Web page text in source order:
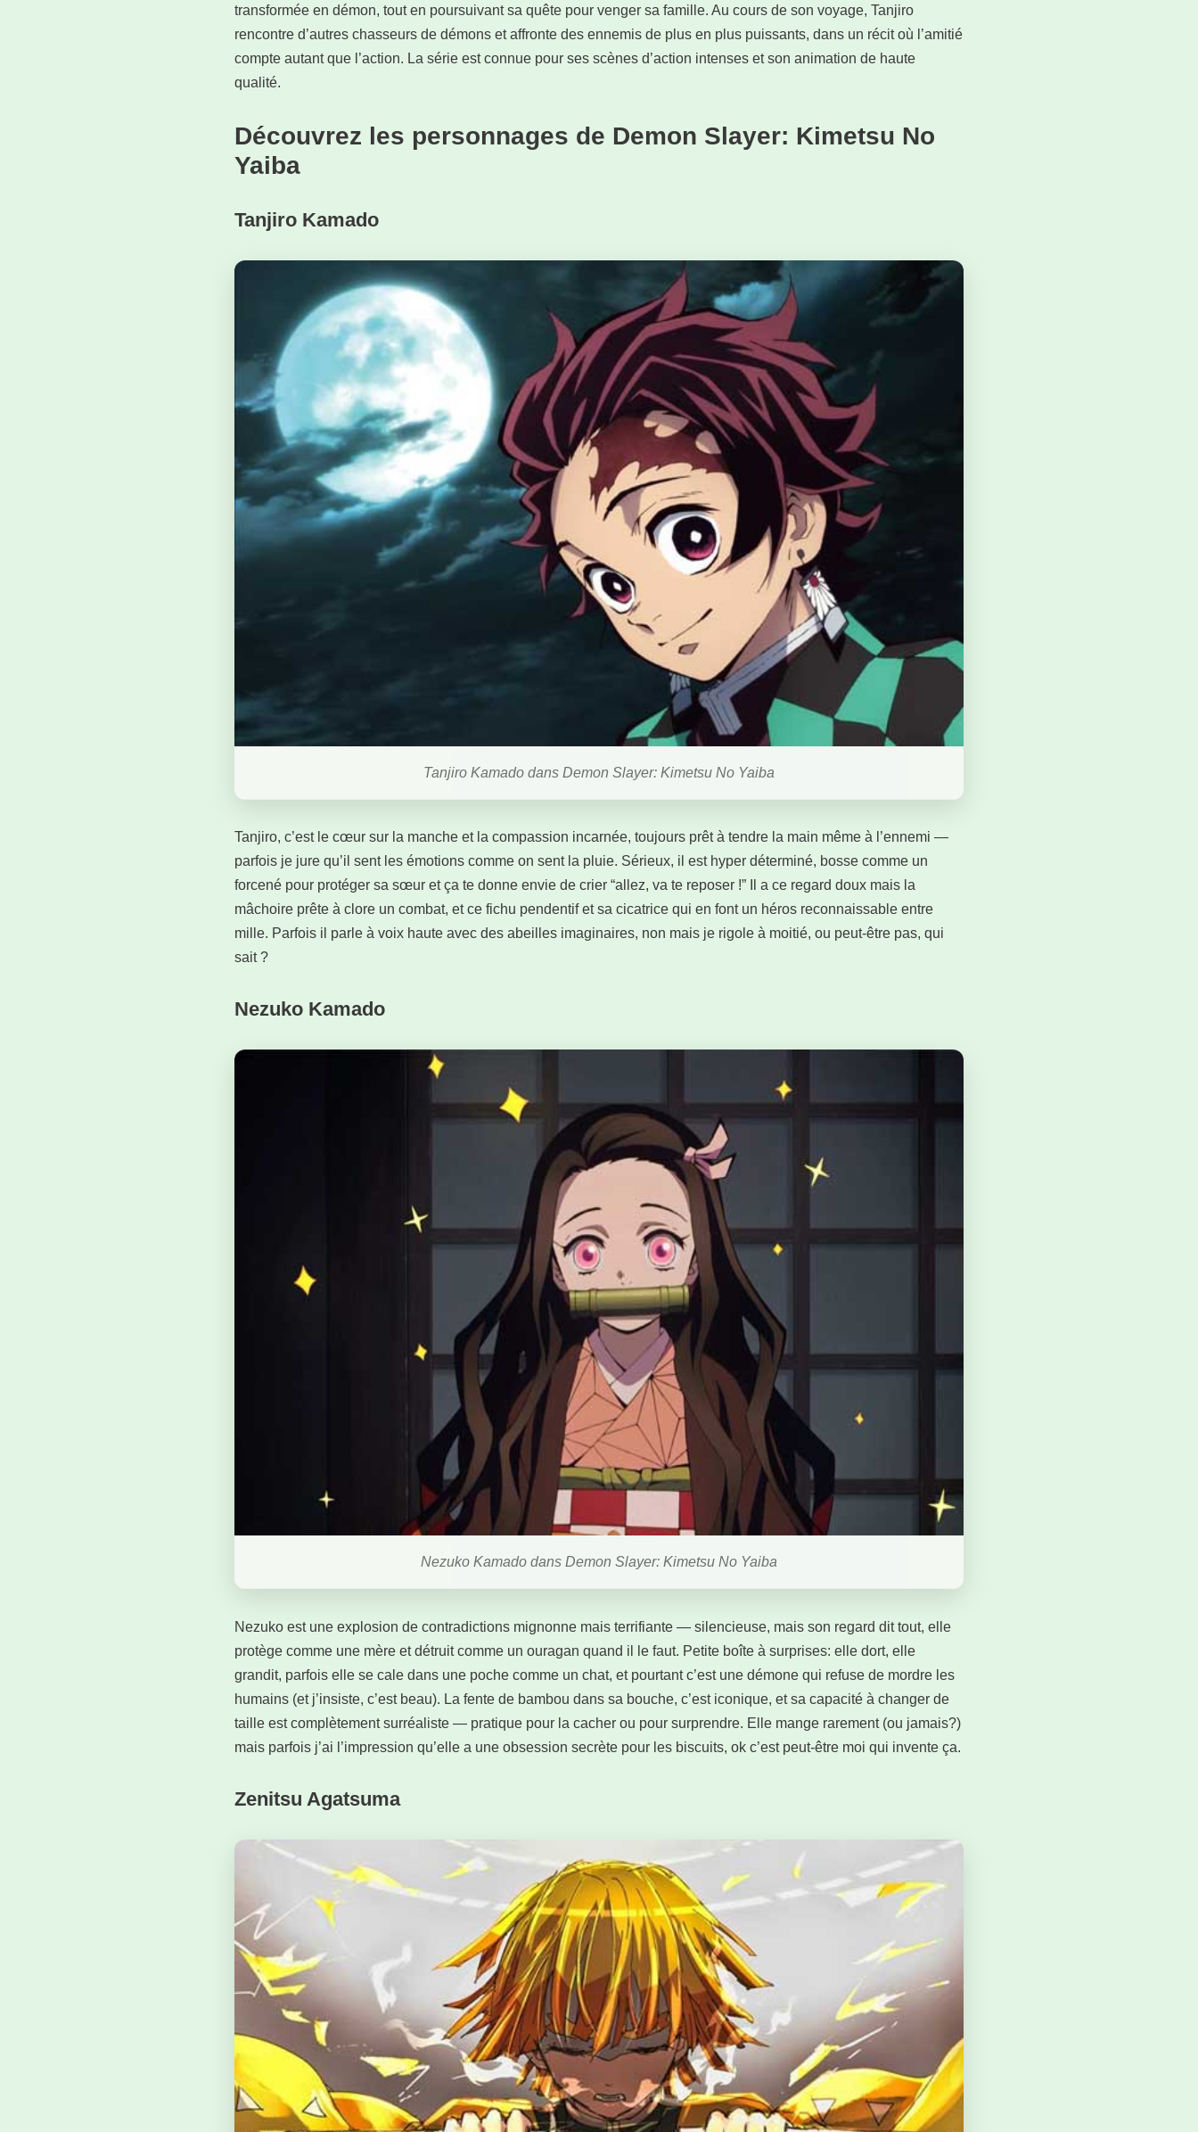
transformée en démon, tout en poursuivant sa quête pour venger sa famille. Au cours de son voyage, Tanjiro
rencontre d’autres chasseurs de démons et affronte des ennemis de plus en plus puissants, dans un récit où l’amitié
compte autant que l’action. La série est connue pour ses scènes d’action intenses et son animation de haute
qualité.
Découvrez les personnages de Demon Slayer: Kimetsu No
Yaiba
Tanjiro Kamado
Tanjiro Kamado dans Demon Slayer: Kimetsu No Yaiba
Tanjiro, c’est le cœur sur la manche et la compassion incarnée, toujours prêt à tendre la main même à l’ennemi —
parfois je jure qu’il sent les émotions comme on sent la pluie. Sérieux, il est hyper déterminé, bosse comme un
forcené pour protéger sa sœur et ça te donne envie de crier “allez, va te reposer !” Il a ce regard doux mais la
mâchoire prête à clore un combat, et ce fichu pendentif et sa cicatrice qui en font un héros reconnaissable entre
mille. Parfois il parle à voix haute avec des abeilles imaginaires, non mais je rigole à moitié, ou peut‑être pas, qui
sait ?
Nezuko Kamado
Nezuko Kamado dans Demon Slayer: Kimetsu No Yaiba
Nezuko est une explosion de contradictions mignonne mais terrifiante — silencieuse, mais son regard dit tout, elle
protège comme une mère et détruit comme un ouragan quand il le faut. Petite boîte à surprises: elle dort, elle
grandit, parfois elle se cale dans une poche comme un chat, et pourtant c’est une démone qui refuse de mordre les
humains (et j’insiste, c’est beau). La fente de bambou dans sa bouche, c’est iconique, et sa capacité à changer de
taille est complètement surréaliste — pratique pour la cacher ou pour surprendre. Elle mange rarement (ou jamais?)
mais parfois j’ai l’impression qu’elle a une obsession secrète pour les biscuits, ok c’est peut‑être moi qui invente ça.
Zenitsu Agatsuma